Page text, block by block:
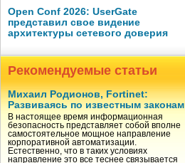
Open Conf 2026: UserGate
представил свое видение
архитектуры сетевого доверия
Рекомендуемые статьи
Михаил Родионов, Fortinet:
Развиваясь по известным законам
В настоящее время информационная
безопасность представляет собой вполне
самостоятельное мощное направление
корпоративной автоматизации.
Естественно, что в таких условиях
направление это все теснее связывается